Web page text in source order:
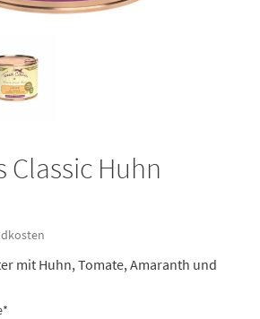
Classic Huhn
mit Huhn, Tomate, Amaranth und